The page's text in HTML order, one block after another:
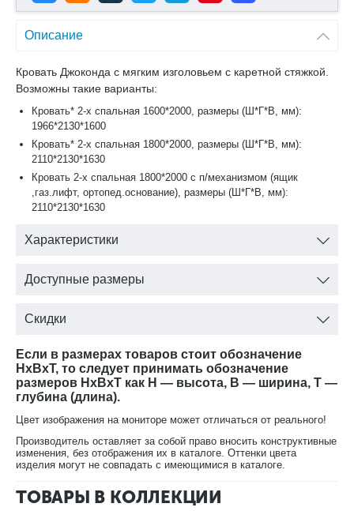
Описание
Кровать Джоконда с мягким изголовьем с каретной стяжкой.
Возможны такие варианты:
Кровать* 2-х спальная 1600*2000, размеры (Ш*Г*В, мм):
1966*2130*1600
Кровать* 2-х спальная 1800*2000, размеры (Ш*Г*В, мм):
2110*2130*1630
Кровать 2-х спальная 1800*2000 с п/механизмом (ящик
,газ.лифт, ортопед.основание), размеры (Ш*Г*В, мм):
2110*2130*1630
Характеристики
Доступные размеры
Скидки
Если в размерах товаров стоит обозначение
HxBxT, то следует принимать обозначение
размеров HxBxT как H — высота, B — ширина, T —
глубина (длина).
Цвет изображения на мониторе может отличаться от реального!
Производитель оставляет за собой право вносить конструктивные
изменения, без отображения их в каталоге. Оттенки цвета
изделия могут не совпадать с имеющимися в каталоге.
ТОВАРЫ В КОЛЛЕКЦИИ